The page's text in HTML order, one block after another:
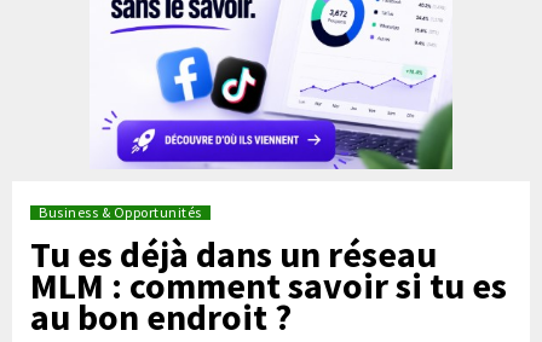
Business & Opportunités
Tu es déjà dans un réseau
MLM : comment savoir si tu es
au bon endroit ?